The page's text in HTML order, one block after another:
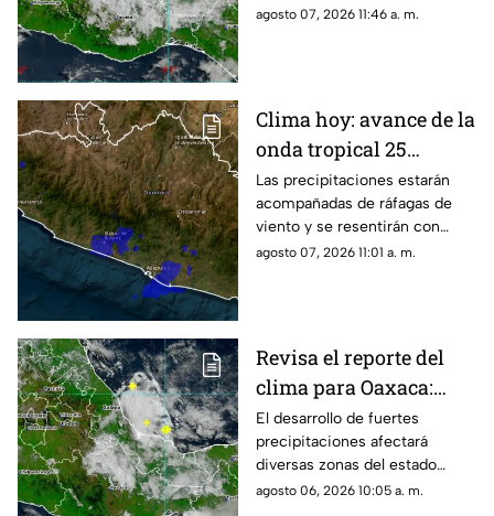
de temperatura y rachas de
agosto 07, 2026 11:46 a. m.
Clima hoy: avance de la
onda tropical 25
provocará lluvias
Las precipitaciones estarán
acompañadas de ráfagas de
viento y se resentirán con
mayor fuerza durante la tarde y
agosto 07, 2026 11:01 a. m.
Revisa el reporte del
clima para Oaxaca:
tormentas y calor
intenso
El desarrollo de fuertes
precipitaciones afectará
diversas zonas del estado
durante las próximas horas
agosto 06, 2026 10:05 a. m.